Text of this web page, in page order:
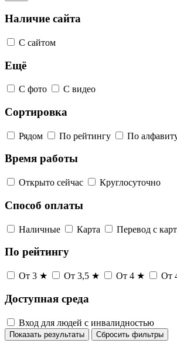
Наличие сайта
С сайтом
Ещё
С фото С видео
Сортировка
Рядом По рейтингу По
Время работы
Открыто сейчас Круглосуточно
Способ оплаты
Наличные Карта Перевод с
По рейтингу
От 3 ★ От 3,5 ★ От 4 ★ От
Доступная среда
Вход для людей с инвалидностью
Показать результаты Сбросить фильтры